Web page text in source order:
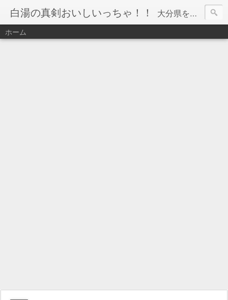
白湯の真剣おいしいっちゃ！！ 大分県を中心に食べ歩きをしています☆ 和食・洋食・中華・カフェいろんなお店に行ってますので 参考にして頂けると嬉しいです(*^-^*)🎵 温泉紹介もしてます♨
ホーム